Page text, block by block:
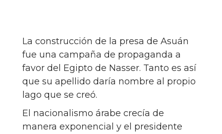
La construcción de la presa de Asuán
fue una campaña de propaganda a
favor del Egipto de Nasser. Tanto es así
que su apellido daría nombre al propio
lago que se creó.
El nacionalismo árabe crecía de
manera exponencial y el presidente